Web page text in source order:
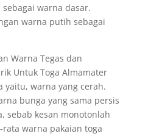
warna dasar.
warna putih sebagai
Warna Tegas dan
Untuk Toga Almamater
yaitu, warna yang cerah.
bunga yang sama persis
sebab kesan monotonlah
rata warna pakaian toga